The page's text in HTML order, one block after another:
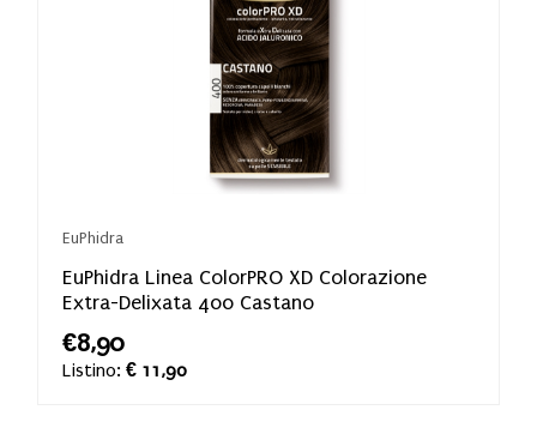
EuPhidra
EuPhidra Linea ColorPRO XD Colorazione
Extra-Delixata 400 Castano
€8,90
Listino: € 11,90